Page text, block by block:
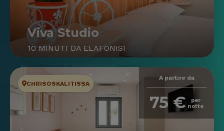
Viva Studio
10 MINUTI DA ELAFONISI
A partire da
75 €
per
notte
CHRISOSKALITISSA